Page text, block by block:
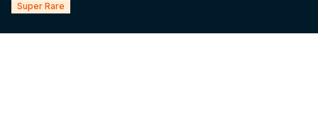
Super Rare